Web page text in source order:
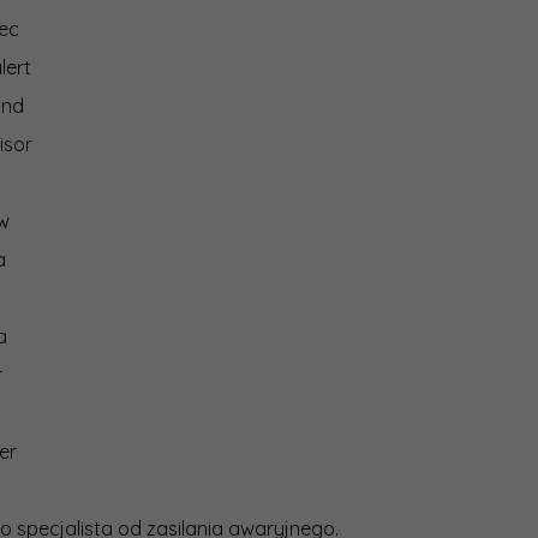
specjalista od zasilania awaryjnego.